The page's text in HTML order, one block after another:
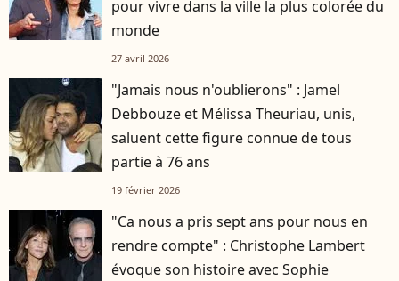
pour vivre dans la ville la plus colorée du
monde
27 avril 2026
"Jamais nous n'oublierons" : Jamel
Debbouze et Mélissa Theuriau, unis,
saluent cette figure connue de tous
partie à 76 ans
19 février 2026
"Ca nous a pris sept ans pour nous en
rendre compte" : Christophe Lambert
évoque son histoire avec Sophie